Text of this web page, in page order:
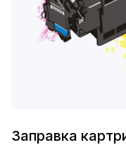
Заправка